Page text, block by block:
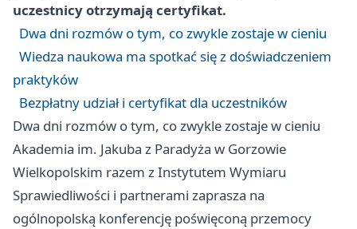
uczestnicy otrzymają certyfikat.
Dwa dni rozmów o tym, co zwykle zostaje w cieniu
Wiedza naukowa ma spotkać się z doświadczeniem
praktyków
Bezpłatny udział i certyfikat dla uczestników
Dwa dni rozmów o tym, co zwykle zostaje w cieniu
Akademia im. Jakuba z Paradyża w Gorzowie
Wielkopolskim razem z Instytutem Wymiaru
Sprawiedliwości i partnerami zaprasza na
ogólnopolską konferencję poświęconą przemocy